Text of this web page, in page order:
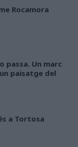
Rocamora
passa. Un marc
paisatge del
a Tortosa